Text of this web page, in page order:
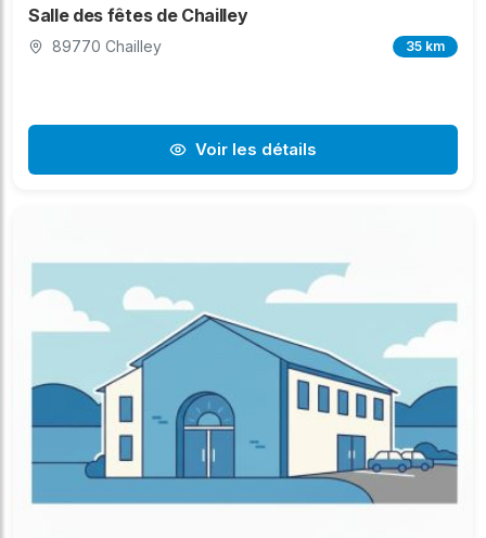
Salle des fêtes de Chailley
89770 Chailley 35 km
Voir les détails